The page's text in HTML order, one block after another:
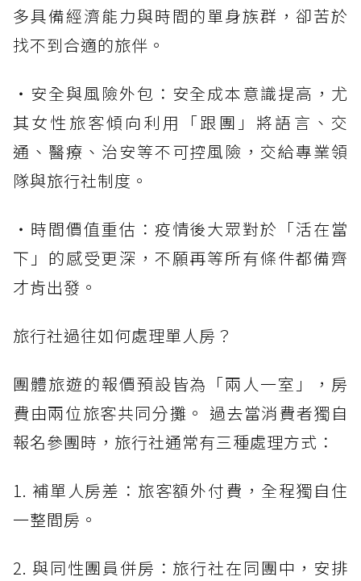
多具備經濟能力與時間的單身族群，卻苦於
找不到合適的旅伴。
・安全與風險外包：安全成本意識提高，尤
其女性旅客傾向利用「跟團」將語言、交
通、醫療、治安等不可控風險，交給專業領
隊與旅行社制度。
・時間價值重估：疫情後大眾對於「活在當
下」的感受更深，不願再等所有條件都備齊
才肯出發。
旅行社過往如何處理單人房？
團體旅遊的報價預設皆為「兩人一室」，房
費由兩位旅客共同分攤。 過去當消費者獨自
報名參團時，旅行社通常有三種處理方式：
1. 補單人房差：旅客額外付費，全程獨自住
一整間房。
2. 與同性團員併房：旅行社在同團中，安排